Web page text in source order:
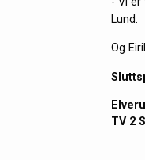
Lund.
Og
TV 2